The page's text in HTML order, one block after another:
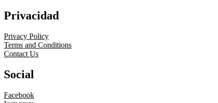
Privacidad
Privacy Policy
Terms and Conditions
Contact Us
Social
Facebook